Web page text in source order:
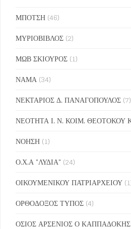
ΜΠΟΤΣΗ (46)
ΜΥΡΙΟΒΙΒΛΟΣ (2)
ΜΩΒ ΣΚΙΟΥΡΟΣ (1)
ΝΑΜΑ (34)
ΝΕΚΤΑΡΙΟΣ Δ. ΠΑΝΑΓΟΠΟΥΛΟΣ (7)
ΝΕΟΤΗΤΑ Ι. Ν. ΚΟΙΜ. ΘΕΟΤΟΚΟΥ
ΝΟΗΣΗ (1)
Ο.Χ.Α "ΛΥΔΙΑ" (24)
ΟΙΚΟΥΜΕΝΙΚΟΥ ΠΑΤΡΙΑΡΧΕΙΟΥ
ΟΡΘΟΔΟΞΟΣ ΤΥΠΟΣ (4)
ΟΣΙΟΣ ΑΡΣΕΝΙΟΣ Ο ΚΑΠΠΑΔΟΚΗΣ